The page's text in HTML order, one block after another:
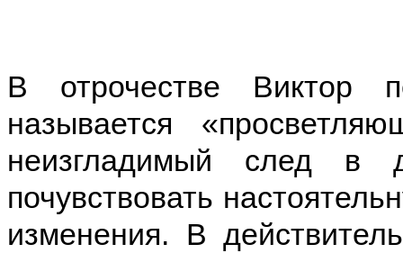
В отрочестве Виктор
называется
неизгладимый след в
почувствовать
изменения. В